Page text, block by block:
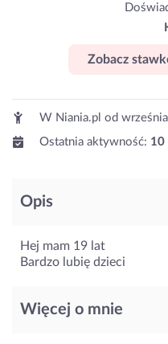
Zobacz
W Niania.pl od
Ostatnia aktywność: 10
Opis
Hej mam 19 lat
Bardzo lubię dzieci
Więcej o mnie